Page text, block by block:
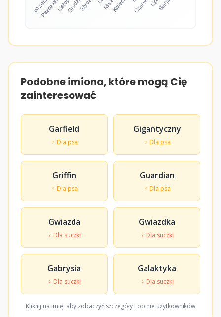
Podobne imiona, które mogą Cię
zainteresować
Garfield
♂ Dla psa
Gigantyczny
♂ Dla psa
Griffin
♂ Dla psa
Guardian
♂ Dla psa
Gwiazda
♀ Dla suczki
Gwiazdka
♀ Dla suczki
Gabrysia
♀ Dla suczki
Galaktyka
♀ Dla suczki
Kliknij na imię, aby zobaczyć szczegóły i opinie użytkowników